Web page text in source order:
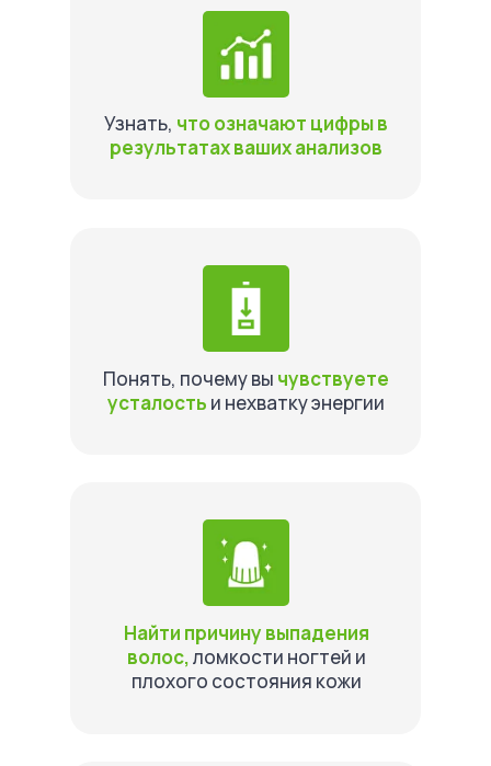
Найти причину выпадения
волос,ломкости ногтей и
плохого состояния кожи
Узнать, что означают цифры в
результатах ваших анализов
Понять, почему вы чувствуете
усталость и нехватку энергии